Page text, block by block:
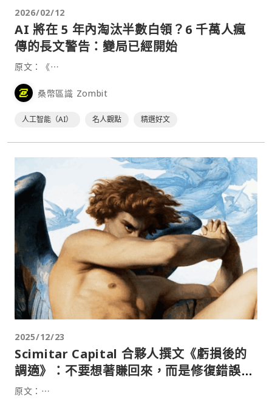
2026/02/12
AI 將在 5 年內淘汰半數白領？6 千萬人瘋
傳的長文警告：變局已經開始
原文：《⋯
桑幣區識 Zombit
人工智能（AI） 名人觀點 精選好文
2025/12/23
Scimitar Capital 合夥人撰文《虧損後的
調適》：不要想著賺回來，而是修復錯誤從
頭開始
原文：⋯